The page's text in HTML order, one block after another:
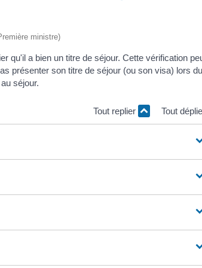
ministre)
qu'il a bien un titre de séjour. Cette vérification
présenter son titre de séjour (ou son visa) lors du
séjour.
Tout replier Tout